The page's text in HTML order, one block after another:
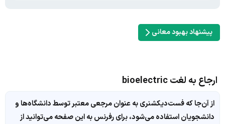
پیشنهاد بهبود معانی
ارجاع به لغت bioelectric
از آن‌جا که فست‌دیکشنری به عنوان مرجعی معتبر توسط دانشگاه‌ها و
دانشجویان استفاده می‌شود، برای رفرنس به این صفحه می‌توانید از